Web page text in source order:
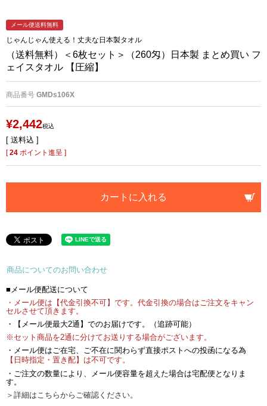
メール便送料無料
じゃんじゃん使える！丈夫な日本製タオル
（送料無料）＜6枚セット＞（260匁）日本製 まとめ買い フ
ェイスタオル 【圧縮】
商品番号 GMDs106X
¥2,442税込
送料込
[24 ポイント進呈 ]
カートに入れる
商品についてのお問い合わせ
■メール便配送について
・メール便は【代金引換不可】です。代金引換の場合はご注文をキャン
セルさせて頂きます。
・【メール便最大2通】でのお届けです。（追跡可能）
※セット商品を2通に分けてお送りする場合がございます。
・メール便はご在宅、ご不在に関わらず直接ポストへの投函になる為
【日時指定・置き配】は不可です。
・ご注文の数量により、メール便容量を超えた場合は宅配便となりま
す。
＞詳細はこちらからご確認ください。